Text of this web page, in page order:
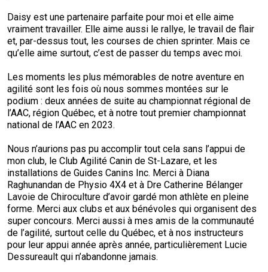
Daisy est une partenaire parfaite pour moi et elle aime
vraiment travailler. Elle aime aussi le rallye, le travail de flair
et, par-dessus tout, les courses de chien sprinter. Mais ce
qu’elle aime surtout, c’est de passer du temps avec moi.
Les moments les plus mémorables de notre aventure en
agilité sont les fois où nous sommes montées sur le
podium : deux années de suite au championnat régional de
l’AAC, région Québec, et à notre tout premier championnat
national de l’AAC en 2023.
Nous n’aurions pas pu accomplir tout cela sans l’appui de
mon club, le Club Agilité Canin de St-Lazare, et les
installations de Guides Canins Inc. Merci à Diana
Raghunandan de Physio 4X4 et à Dre Catherine Bélanger
Lavoie de Chiroculture d’avoir gardé mon athlète en pleine
forme. Merci aux clubs et aux bénévoles qui organisent des
super concours. Merci aussi à mes amis de la communauté
de l’agilité, surtout celle du Québec, et à nos instructeurs
pour leur appui année après année, particulièrement Lucie
Dessureault qui n’abandonne jamais.